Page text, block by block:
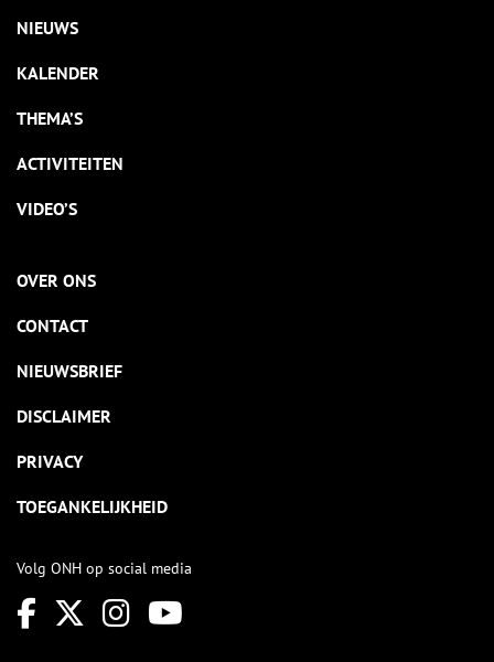
NIEUWS
KALENDER
THEMA’S
ACTIVITEITEN
VIDEO’S
OVER ONS
CONTACT
NIEUWSBRIEF
DISCLAIMER
PRIVACY
TOEGANKELIJKHEID
Volg ONH op social media